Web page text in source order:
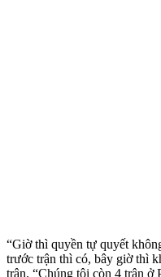
“Giờ thì quyền tự quyết
trước trận thì có, bây giờ thì
trận. “Chúng tôi còn 4 trận ở